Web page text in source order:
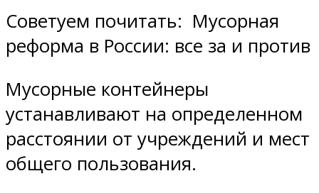
Советуем почитать: Мусорная
реформа в России: все за и против
Мусорные контейнеры
устанавливают на определенном
расстоянии от учреждений и мест
общего пользования.